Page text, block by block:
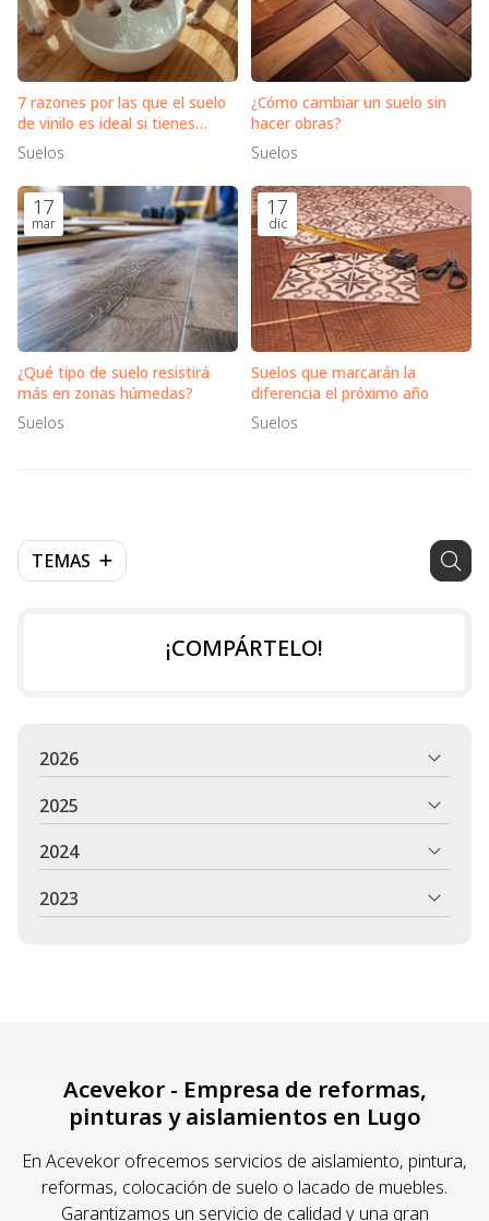
TEMAS
7 razones por las que el suelo
de vinilo es ideal si tienes
mascotas en casa
Suelos
¿Cómo cambiar un suelo sin
hacer obras?
Suelos
17
mar
¿Qué tipo de suelo resistirá
más en zonas húmedas?
Suelos
17
dic
Suelos que marcarán la
diferencia el próximo año
Suelos
¡COMPÁRTELO!
2026
2025
2024
2023
Acevekor - Empresa de reformas,
pinturas y aislamientos en Lugo
En Acevekor ofrecemos servicios de aislamiento, pintura,
reformas, colocación de suelo o lacado de muebles.
Garantizamos un servicio de calidad y una gran